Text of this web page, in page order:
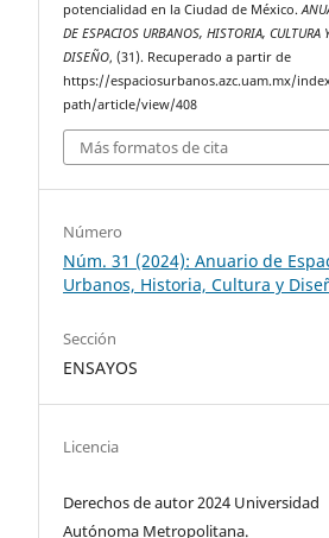
potencialidad en la Ciudad de México.
DE ESPACIOS URBANOS, HISTORIA, CULTURA
DISEÑO, (31). Recuperado a partir de
https://espaciosurbanos.azc.uam.mx/
path/article/view/408
Más formatos de cita
Número
Núm. 31 (2024): Anuario de
Urbanos, Historia, Cultura y
Sección
ENSAYOS
Licencia
Derechos de autor 2024 Universidad
Autónoma Metropolitana.